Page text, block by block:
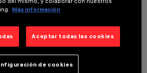
con óptica fija wall washer para lámpara
Más información
Aceptar todas las cookies
de cookies